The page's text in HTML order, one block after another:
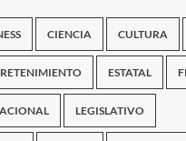
CIENCIA CULTURA
ESTATAL
LEGISLATIVO